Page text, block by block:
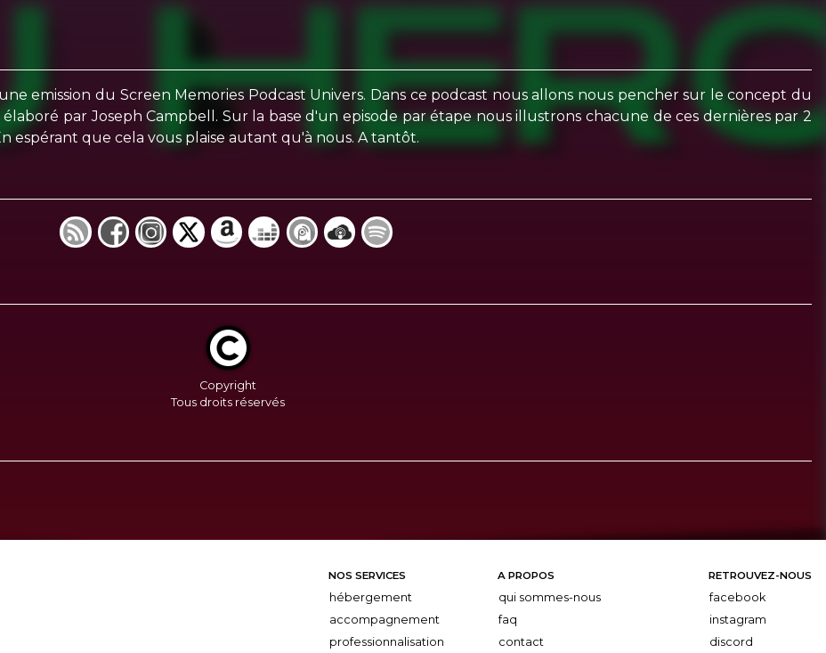
emission du Screen Memories Podcast Univers. Dans ce podcast nous allons nous pencher sur le concept du
par Joseph Campbell. Sur la base d'un episode par étape nous illustrons chacune de ces dernières par 2
espérant que cela vous plaise autant qu'à nous. A tantôt.
Copyright
Tous droits réservés
NOS SERVICES
hébergement
accompagnement
professionnalisation
A PROPOS
qui sommes-nous
faq
contact
RETROUVEZ-NOUS
facebook
instagram
discord